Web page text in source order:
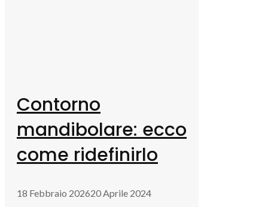
Contorno
mandibolare: ecco
come ridefinirlo
18 Febbraio 202620 Aprile 2024